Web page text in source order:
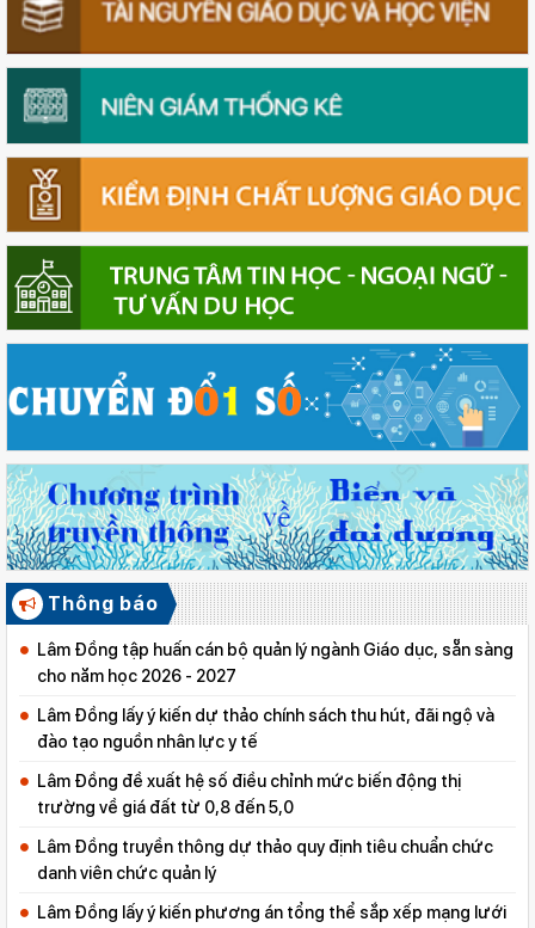
Thông báo
Lâm Đồng tập huấn cán bộ quản lý ngành Giáo dục, sẵn sàng
cho năm học 2026 - 2027
Lâm Đồng lấy ý kiến dự thảo chính sách thu hút, đãi ngộ và
đào tạo nguồn nhân lực y tế
Lâm Đồng đề xuất hệ số điều chỉnh mức biến động thị
trường về giá đất từ 0,8 đến 5,0
Lâm Đồng truyền thông dự thảo quy định tiêu chuẩn chức
danh viên chức quản lý
Lâm Đồng lấy ý kiến phương án tổng thể sắp xếp mạng lưới